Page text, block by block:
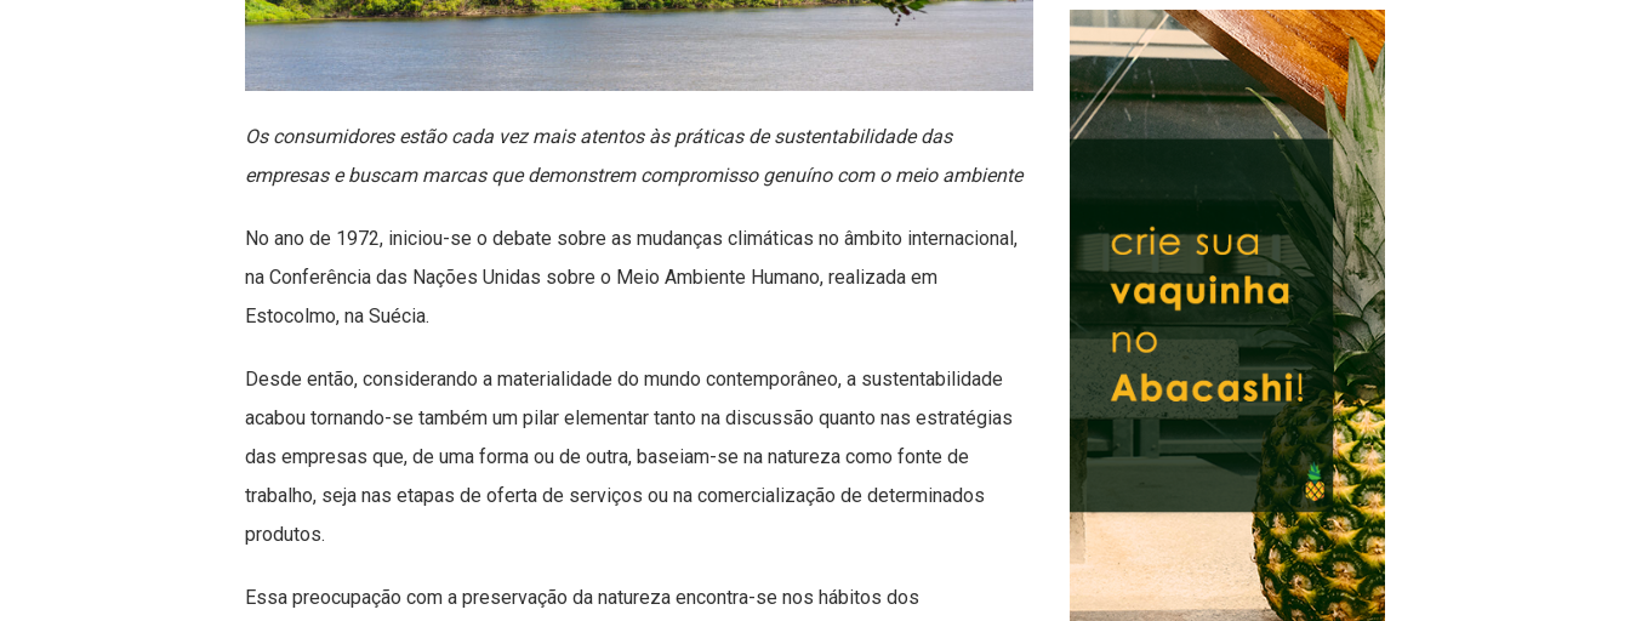
Os consumidores estão cada vez mais atentos às práticas de sustentabilidade das
empresas e buscam marcas que demonstrem compromisso genuíno com o meio ambiente
No ano de 1972, iniciou-se o debate sobre as mudanças climáticas no âmbito internacional,
na Conferência das Nações Unidas sobre o Meio Ambiente Humano, realizada em
Estocolmo, na Suécia.
Desde então, considerando a materialidade do mundo contemporâneo, a sustentabilidade
acabou tornando-se também um pilar elementar tanto na discussão quanto nas estratégias
das empresas que, de uma forma ou de outra, baseiam-se na natureza como fonte de
trabalho, seja nas etapas de oferta de serviços ou na comercialização de determinados
produtos.
Essa preocupação com a preservação da natureza encontra-se nos hábitos dos